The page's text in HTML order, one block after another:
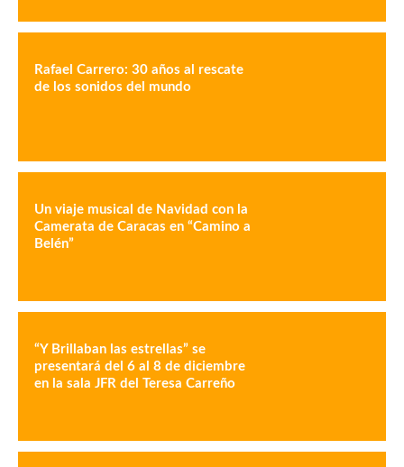
Rafael Carrero: 30 años al rescate
de los sonidos del mundo
Un viaje musical de Navidad con la
Camerata de Caracas en “Camino a
Belén”
“Y Brillaban las estrellas” se
presentará del 6 al 8 de diciembre
en la sala JFR del Teresa Carreño